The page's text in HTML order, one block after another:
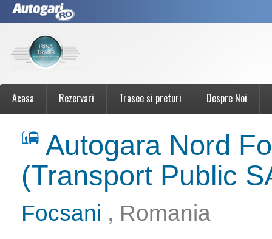
Acasa Rezervari Trasee si preturi Despre Noi
Autogara Nord
(Transport Public
Focsani , Romania